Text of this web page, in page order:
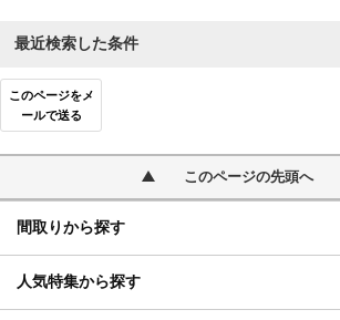
最近検索した条件
このページをメ
ールで送る
このページの先頭へ
間取りから探す
人気特集から探す